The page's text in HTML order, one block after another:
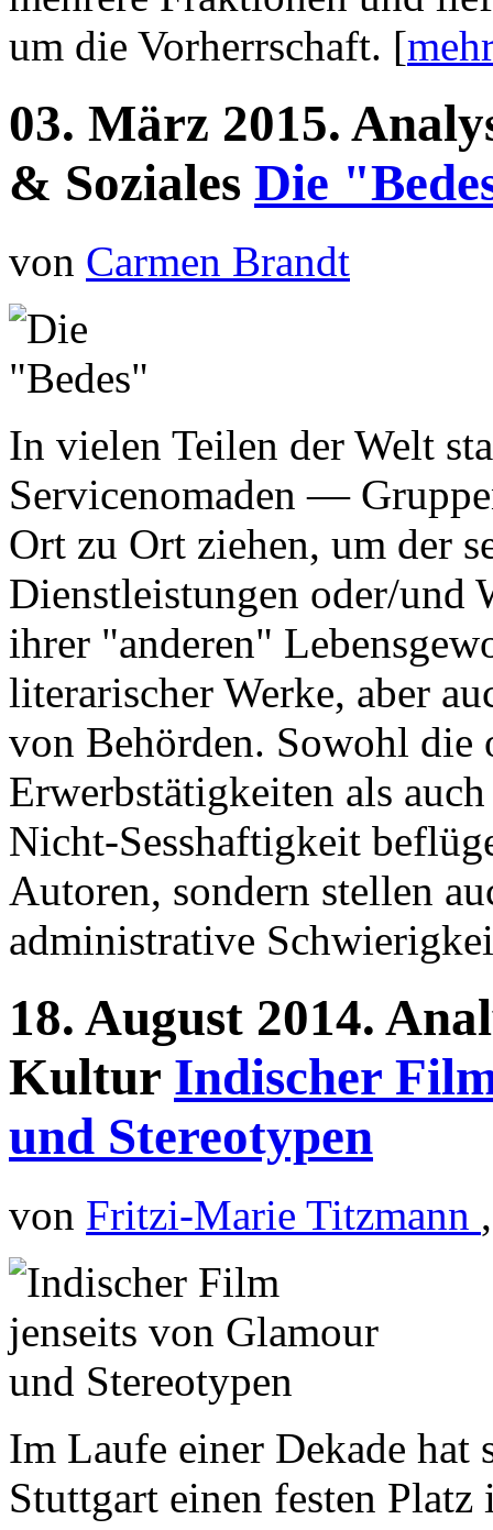
um die Vorherrschaft. [
03. März 2015.
& Soziales Die
von Carmen Brandt
In vielen Teilen der Welt
Servicenomaden —
Ort zu Ort ziehen, um der
Dienstleistungen oder/und
ihrer "anderen"
literarischer Werke, aber
von Behörden. Sowohl die
Erwerbstätigkeiten als
Nicht-Sesshaftigkeit
Autoren, sondern stellen
administrative
18. August 2014.
Kultur Indischer
und Stereotypen
von Fritzi-Marie Titzmann
Im Laufe einer Dekade
Stuttgart einen festen